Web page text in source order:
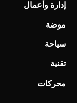
إدارة وأعمال
موضة
سياحة
تقنية
محركات